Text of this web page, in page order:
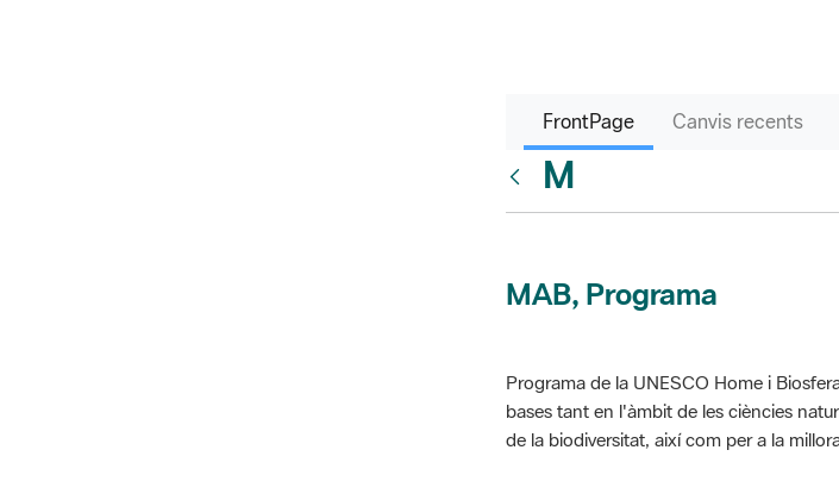
FrontPage Canvis recents
M
MAB, Programa
Programa de la UNESCO Home i
bases tant en l'àmbit de les ciències
de la biodiversitat, així com per a la